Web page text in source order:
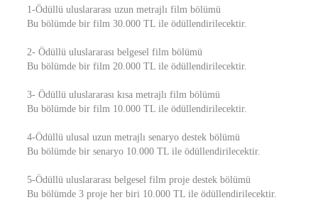
1-Ödüllü uluslararası uzun metrajlı film bölümü
Bu bölümde bir film 30.000 TL ile ödüllendirilecektir.
2- Ödüllü uluslararası belgesel film bölümü
Bu bölümde bir film 20.000 TL ile ödüllendirilecektir.
3- Ödüllü uluslararası kısa metrajlı film bölümü
Bu bölümde bir film 10.000 TL ile ödüllendirilecektir.
4-Ödüllü ulusal uzun metrajlı senaryo destek bölümü
Bu bölümde bir senaryo 10.000 TL ile ödüllendirilecektir.
5-Ödüllü uluslararası belgesel film proje destek bölümü
Bu bölümde 3 proje her biri 10.000 TL ile ödüllendirilecektir.